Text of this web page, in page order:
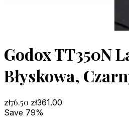
Godox TT350N
Błyskowa,
zł76.50 zł361.00
Save 79%